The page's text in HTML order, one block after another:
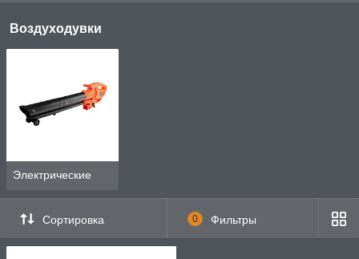
Воздуходувки
Электрические
Сортировка 0 Фильтры